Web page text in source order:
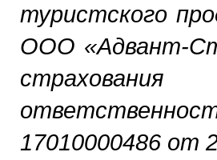
туристского
ООО «Адвант-
17010000486 от